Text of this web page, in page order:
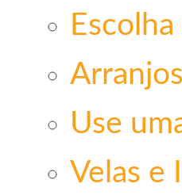
Use
Velas e